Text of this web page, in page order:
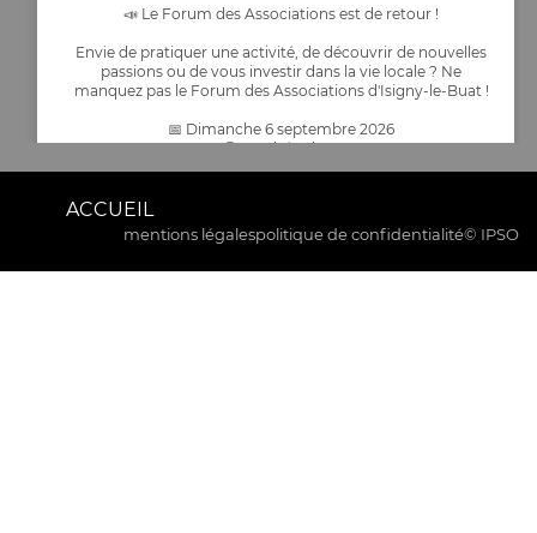
📣 Le Forum des Associations est de retour !
Envie de pratiquer une activité, de découvrir de nouvelles
passions ou de vous investir dans la vie locale ? Ne
manquez pas le Forum des Associations d'Isigny-le-Buat !
📅 Dimanche 6 septembre 2026
Venez rencontrer les nombreuses associations de la
commune,
...
Commune Isigny-le-Buat
ACCUEIL
mentions légalespolitique de confidentialité© IPSO